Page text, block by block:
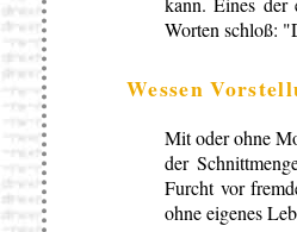
Worten schloß:
Wessen
Mit oder ohne
der
Furcht vor
ohne eigenes